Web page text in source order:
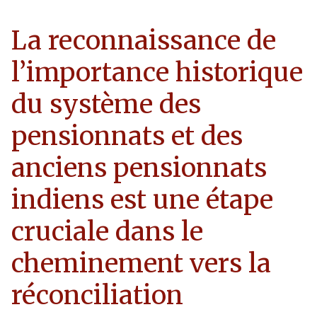
La reconnaissance de
l’importance historique
du système des
pensionnats et des
anciens pensionnats
indiens est une étape
cruciale dans le
cheminement vers la
réconciliation